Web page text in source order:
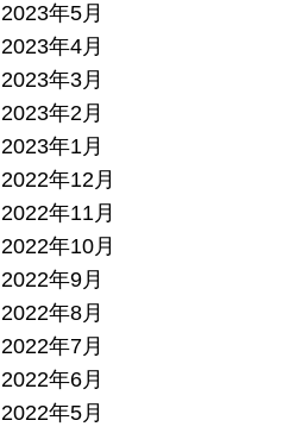
2023年5月
2023年4月
2023年3月
2023年2月
2023年1月
2022年12月
2022年11月
2022年10月
2022年9月
2022年8月
2022年7月
2022年6月
2022年5月